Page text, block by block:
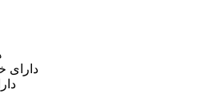
دارای